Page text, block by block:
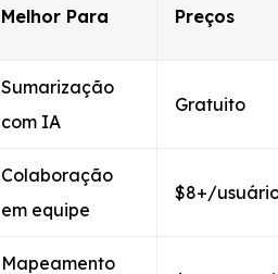
Melhor Para Preços
Sumarização
com IA
Gratuito
Colaboração
em equipe
$8+/
Mapeamento